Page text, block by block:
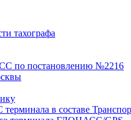
тахографа
по постановлению №2216
в составе